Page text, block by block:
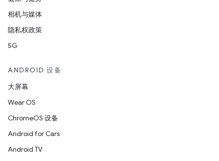
相机与媒体
隐私权政策
5G
ANDROID 设备
大屏幕
Wear OS
ChromeOS 设备
Android for Cars
Android TV